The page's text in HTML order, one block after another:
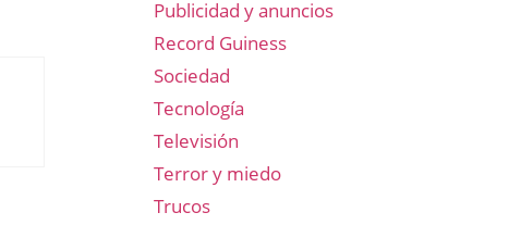
Publicidad y anuncios
Record Guiness
Sociedad
Tecnología
Televisión
Terror y miedo
Trucos